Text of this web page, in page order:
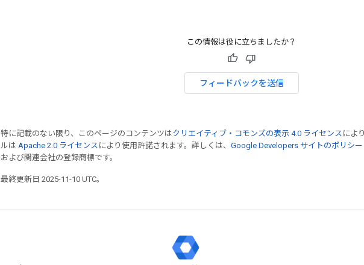
この情報は役に立ちましたか？
フィードバックを送信
特に記載のない限り、このページのコンテンツはクリエイティブ・コモンズの表示 4.0 ライセンス によ
ルは Apache 2.0 ライセンス により使用許諾されます。詳しくは、 Google Developers サイトのポリシー
および関連会社の登録商標です。
最終更新日 2025-11-10 UTC。